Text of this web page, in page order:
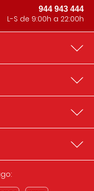
944 943 444
L-S de 9:00h a 22:00h